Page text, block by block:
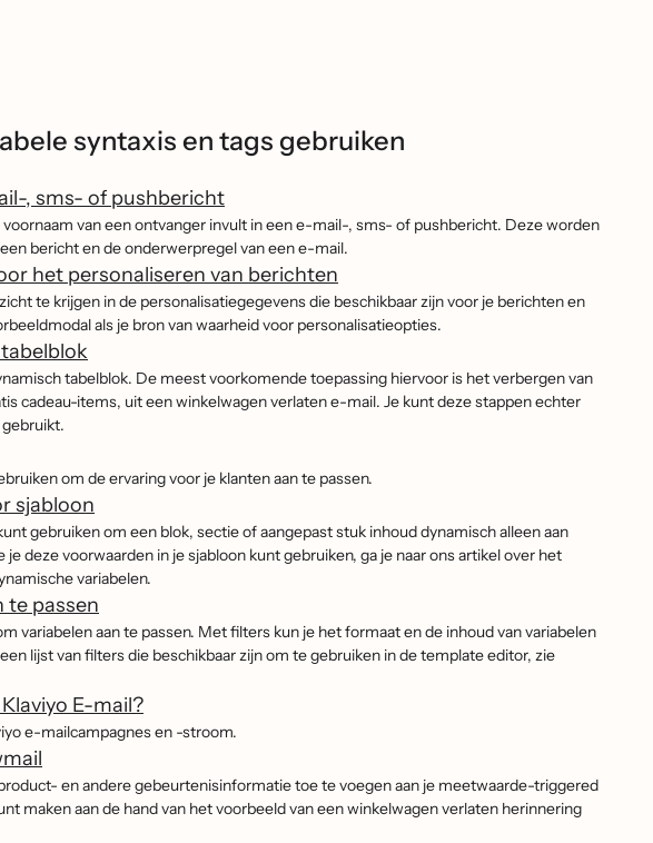
syntaxis en tags gebruiken
, sms- of pushbericht
van een ontvanger invult in een e-mail-, sms- of pushbericht. Deze worden
bericht en de onderwerpregel van een e-mail.
het personaliseren van berichten
te krijgen in de personalisatiegegevens die beschikbaar zijn voor je berichten en
als je bron van waarheid voor personalisatieopties.
tabelblok. De meest voorkomende toepassing hiervoor is het verbergen van
cadeau-items, uit een winkelwagen verlaten e-mail. Je kunt deze stappen echter
om de ervaring voor je klanten aan te passen.
sjabloon
gebruiken om een blok, sectie of aangepast stuk inhoud dynamisch alleen aan
deze voorwaarden in je sjabloon kunt gebruiken, ga je naar ons artikel over het
variabelen.
te passen
variabelen aan te passen. Met filters kun je het formaat en de inhoud van variabelen
lijst van filters die beschikbaar zijn om te gebruiken in de template editor, zie
E-mail?
e-mailcampagnes en -stroom.
en andere gebeurtenisinformatie toe te voegen aan je meetwaarde-triggered
maken aan de hand van het voorbeeld van een winkelwagen verlaten herinnering